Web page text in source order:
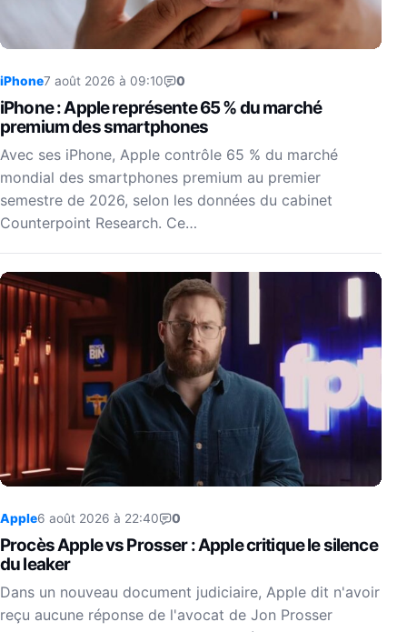
iPhone7 août 2026 à 09:10 0
iPhone : Apple représente 65 % du marché
premium des smartphones
Avec ses iPhone, Apple contrôle 65 % du marché
mondial des smartphones premium au premier
semestre de 2026, selon les données du cabinet
Counterpoint Research. Ce…
Apple6 août 2026 à 22:40 0
Procès Apple vs Prosser : Apple critique le silence
du leaker
Dans un nouveau document judiciaire, Apple dit n'avoir
reçu aucune réponse de l'avocat de Jon Prosser